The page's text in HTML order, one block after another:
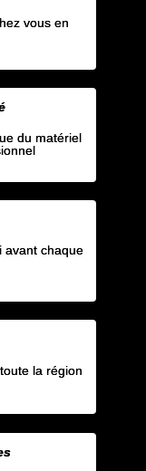
vous en
du matériel
avant chaque
la région